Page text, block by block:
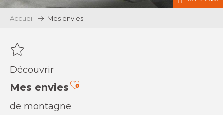
Accueil Mes envies
Découvrir
Mes enviesAjouter aux favoris
de montagne